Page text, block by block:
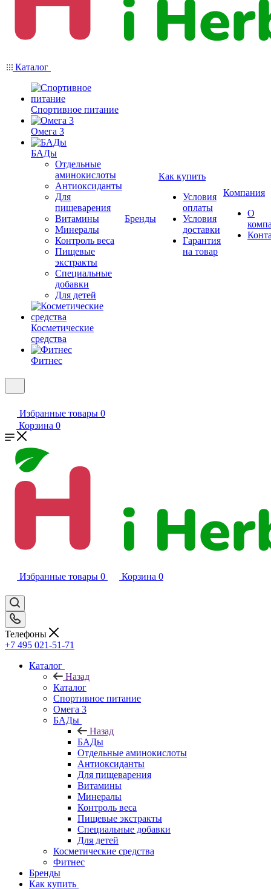
Каталог
Спортивное питание
Омега 3
БАДы
Отдельные
аминокислоты
Антиоксиданты
Для
пищеварения
Витамины
Минералы
Контроль веса
Пищевые
экстракты
Специальные
добавки
Для детей
Косметические
средства
Фитнес
Бренды
Как купить
Условия
оплаты
Условия
доставки
Гарантия
на товар
Компания
О
Избранные товары 0
Корзина 0
Избранные товары 0 Корзина 0
Телефоны
+7 495 021-51-71
Каталог
Назад
Каталог
Спортивное питание
Омега 3
БАДы
Назад
БАДы
Отдельные аминокислоты
Антиоксиданты
Для пищеварения
Витамины
Минералы
Контроль веса
Пищевые экстракты
Специальные добавки
Для детей
Косметические средства
Фитнес
Бренды
Как купить